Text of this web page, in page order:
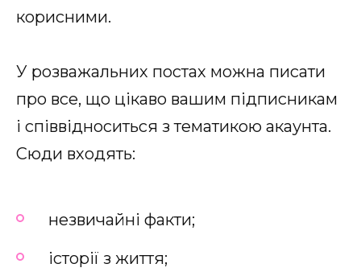
корисними.
У розважальних постах можна писати
про все, що цікаво вашим підписникам
і співвідноситься з тематикою акаунта.
Сюди входять:
незвичайні факти;
історії з життя;